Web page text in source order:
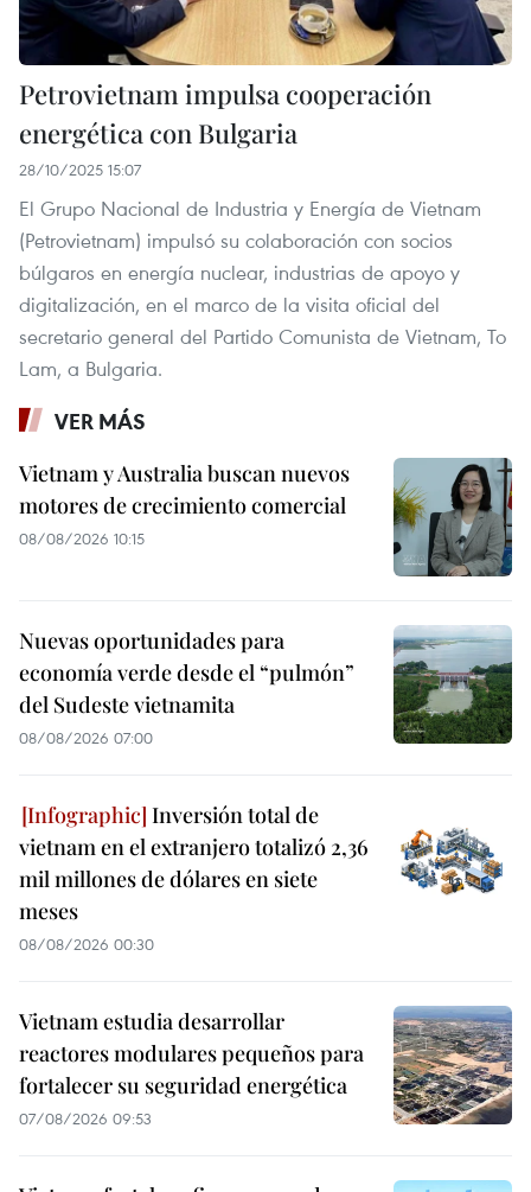
Petrovietnam impulsa cooperación
energética con Bulgaria
28/10/2025 15:07
El Grupo Nacional de Industria y Energía de Vietnam
(Petrovietnam) impulsó su colaboración con socios
búlgaros en energía nuclear, industrias de apoyo y
digitalización, en el marco de la visita oficial del
secretario general del Partido Comunista de Vietnam, To
Lam, a Bulgaria.
VER MÁS
Vietnam y Australia buscan nuevos
motores de crecimiento comercial
08/08/2026 10:15
Nuevas oportunidades para
economía verde desde el “pulmón”
del Sudeste vietnamita
08/08/2026 07:00
Inversión total de
vietnam en el extranjero totalizó 2,36
mil millones de dólares en siete
meses
08/08/2026 00:30
Vietnam estudia desarrollar
reactores modulares pequeños para
fortalecer su seguridad energética
07/08/2026 09:53